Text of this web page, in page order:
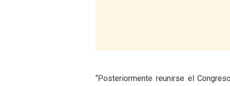
“Posteriormente reunirse el